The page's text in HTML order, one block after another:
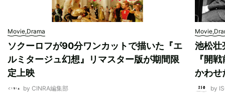
Movie,Drama
ソクーロフが90分ワンカットで描いた『エ
ルミタージュ幻想』リマスター版が期間限
定上映
by CINRA編集部
池松壮
『開
かわせ
by